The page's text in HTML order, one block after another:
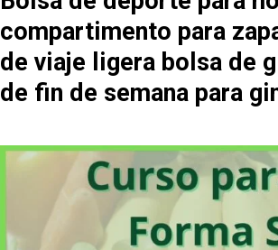
compartimento para
de viaje ligera bolsa de
de fin de semana para